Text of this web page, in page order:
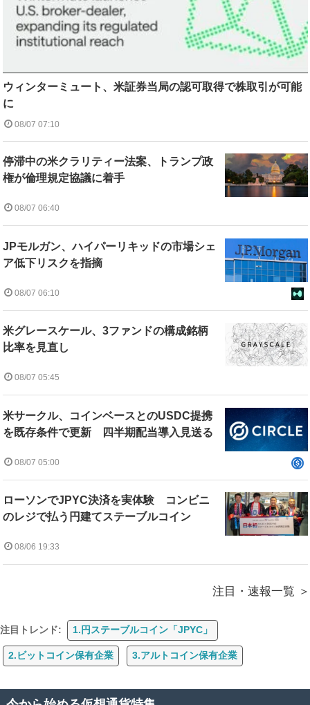
ウィンターミュート、米証券当局の認可取得で株取引が可能
に
08/07 07:10
停滞中の米クラリティー法案、トランプ政
権が倫理規定協議に着手
08/07 06:40
JPモルガン、ハイパーリキッドの市場シェ
ア低下リスクを指摘
08/07 06:10
米グレースケール、3ファンドの構成銘柄
比率を見直し
08/07 05:45
米サークル、コインベースとのUSDC提携
を既存条件で更新 四半期配当導入見送る
08/07 05:00
ローソンでJPYC決済を実体験 コンビニ
のレジで払う円建てステーブルコイン
08/06 19:33
注目・速報一覧
注目トレンド: 1.円ステーブルコイン「JPYC」
2.ビットコイン保有企業 3.アルトコイン保有企業